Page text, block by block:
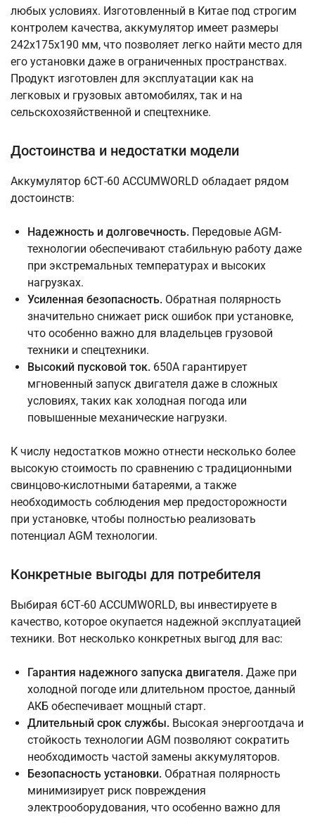
любых условиях. Изготовленный в Китае под строгим
контролем качества, аккумулятор имеет размеры
242x175x190 мм, что позволяет легко найти место для
его установки даже в ограниченных пространствах.
Продукт изготовлен для эксплуатации как на
легковых и грузовых автомобилях, так и на
сельскохозяйственной и спецтехнике.
Достоинства и недостатки модели
Аккумулятор 6СТ-60 ACCUMWORLD обладает рядом
достоинств:
Надежность и долговечность. Передовые AGM-
технологии обеспечивают стабильную работу даже
при экстремальных температурах и высоких
нагрузках.
Усиленная безопасность. Обратная полярность
значительно снижает риск ошибок при установке,
что особенно важно для владельцев грузовой
техники и спецтехники.
Высокий пусковой ток. 650А гарантирует
мгновенный запуск двигателя даже в сложных
условиях, таких как холодная погода или
повышенные механические нагрузки.
К числу недостатков можно отнести несколько более
высокую стоимость по сравнению с традиционными
свинцово-кислотными батареями, а также
необходимость соблюдения мер предосторожности
при установке, чтобы полностью реализовать
потенциал AGM технологии.
Конкретные выгоды для потребителя
Выбирая 6СТ-60 ACCUMWORLD, вы инвестируете в
качество, которое окупается надежной эксплуатацией
техники. Вот несколько конкретных выгод для вас:
Гарантия надежного запуска двигателя. Даже при
холодной погоде или длительном простое, данный
АКБ обеспечивает мощный старт.
Длительный срок службы. Высокая энергоотдача и
стойкость технологии AGM позволяют сократить
необходимость частой замены аккумуляторов.
Безопасность установки. Обратная полярность
минимизирует риск повреждения
электрооборудования, что особенно важно для